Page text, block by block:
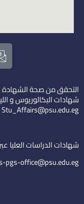
التحقق من صحة الشهادة
شهادات البكالوريوس و
Stu_Affairs@psu.edu.eg
شهادات الدراسات العليا
pgs-office@psu.edu.eg